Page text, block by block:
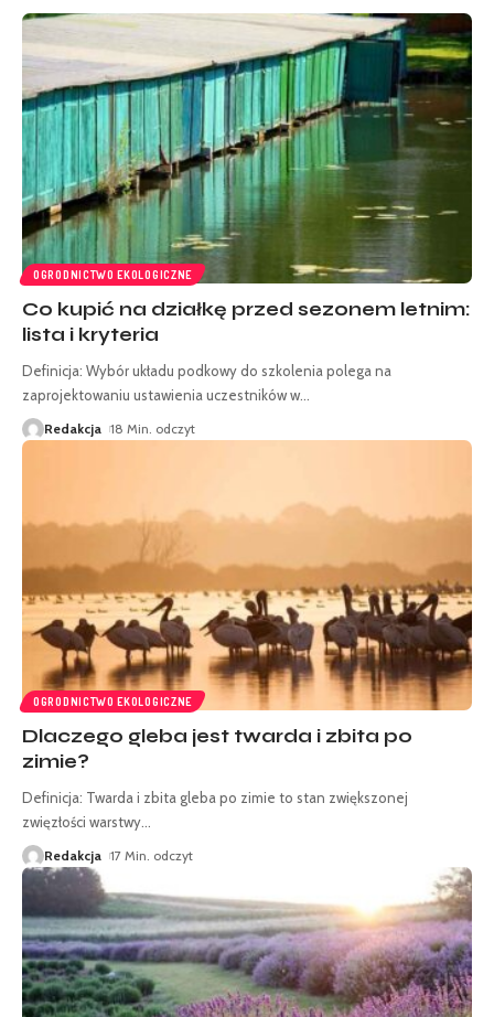
OGRODNICTWO EKOLOGICZNE
Co kupić na działkę przed sezonem letnim:
lista i kryteria
Definicja: Wybór układu podkowy do szkolenia polega na
zaprojektowaniu ustawienia uczestników w
Redakcja 18 Min. odczyt
OGRODNICTWO EKOLOGICZNE
Dlaczego gleba jest twarda i zbita po
zimie?
Definicja: Twarda i zbita gleba po zimie to stan zwiększonej
zwięzłości warstwy
Redakcja 17 Min. odczyt